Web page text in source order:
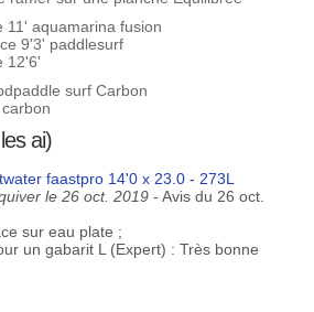
11' aquamarina fusion
9'3' paddlesurf
12'6'
surf Carbon
ai)
faastpro 14'0 x 23.0 - 273L
le 26 oct. 2019 - Avis du 26 oct.
sur eau plate ;
un gabarit L (Expert) : Très bonne